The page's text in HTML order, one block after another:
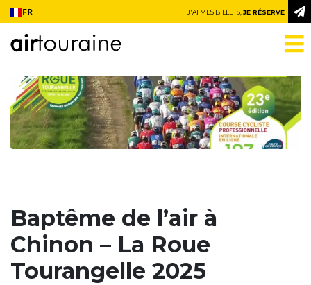
Aller au contenu
FR J'AI MES BILLETS,JE RÉSERVE
Baptême de l’air à
Chinon – La Roue
Tourangelle 2025